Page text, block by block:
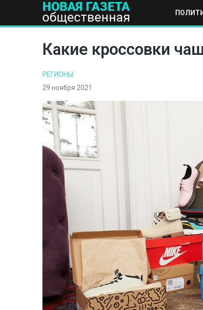
ПОЛИТИКА ОБЩЕСТВО ЭКОНОМИКА
Какие кроссовки
РЕГИОНЫ
29 ноября 2021